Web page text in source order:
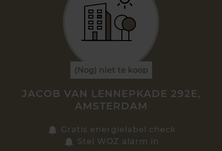
(Nog) niet te koop
JACOB VAN LENNEPKADE 292E,
AMSTERDAM
Gratis energielabel check
Stel WOZ alarm in